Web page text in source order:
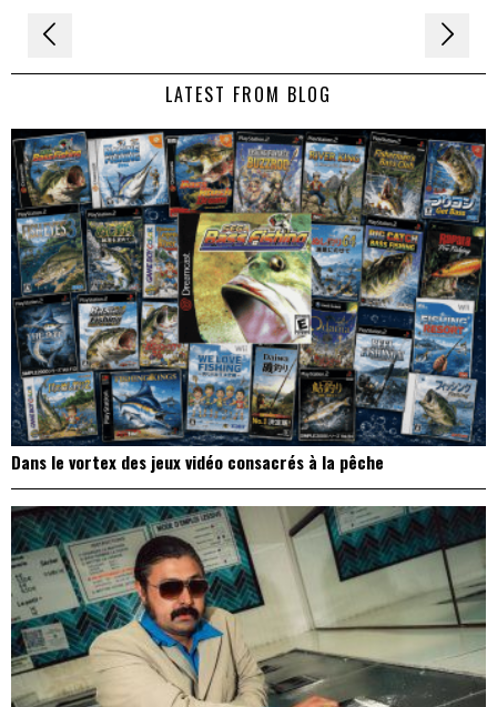
Navigation
de LATEST FROM BLOG
Dans le vortex des jeux vidéo consacrés à la pêche